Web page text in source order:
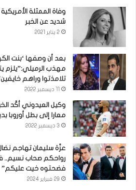
وفاة الممثلة
شديد عن الخبر
2 يناير 2021
بعد أن وصفها ‘بنت
مهذب الرميلي:”يلزم
تلامذتوا وراهم
وكيل العيدوني أكّد
معارا إلى بطل أوروبا
3 ديسمبر 2022
عزّة سليمان تهاجم
رواحكم صحاب نسيم..
فضحتوه خيت عليكم”
29 فبراير 2024